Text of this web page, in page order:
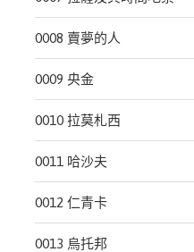
0008 賣夢的人
0009 央金
0010 拉莫札西
0011 哈沙夫
0012 仁青卡
0013 烏托邦